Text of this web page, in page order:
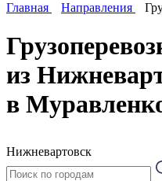
Главная
Направления
из
в
Нижневартовск